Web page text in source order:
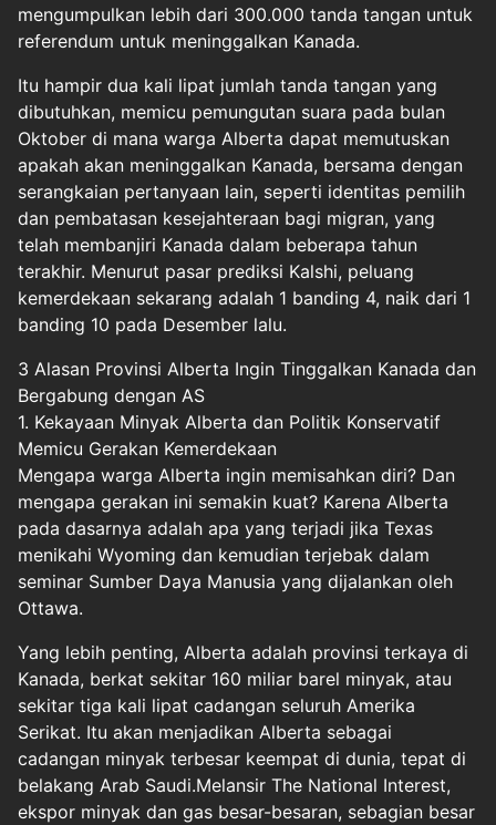
mengumpulkan lebih dari 300.000 tanda tangan untuk
referendum untuk meninggalkan Kanada.
Itu hampir dua kali lipat jumlah tanda tangan yang
dibutuhkan, memicu pemungutan suara pada bulan
Oktober di mana warga Alberta dapat memutuskan
apakah akan meninggalkan Kanada, bersama dengan
serangkaian pertanyaan lain, seperti identitas pemilih
dan pembatasan kesejahteraan bagi migran, yang
telah membanjiri Kanada dalam beberapa tahun
terakhir. Menurut pasar prediksi Kalshi, peluang
kemerdekaan sekarang adalah 1 banding 4, naik dari 1
banding 10 pada Desember lalu.
3 Alasan Provinsi Alberta Ingin Tinggalkan Kanada dan
Bergabung dengan AS
1. Kekayaan Minyak Alberta dan Politik Konservatif
Memicu Gerakan Kemerdekaan
Mengapa warga Alberta ingin memisahkan diri? Dan
mengapa gerakan ini semakin kuat? Karena Alberta
pada dasarnya adalah apa yang terjadi jika Texas
menikahi Wyoming dan kemudian terjebak dalam
seminar Sumber Daya Manusia yang dijalankan oleh
Ottawa.
Yang lebih penting, Alberta adalah provinsi terkaya di
Kanada, berkat sekitar 160 miliar barel minyak, atau
sekitar tiga kali lipat cadangan seluruh Amerika
Serikat. Itu akan menjadikan Alberta sebagai
cadangan minyak terbesar keempat di dunia, tepat di
belakang Arab Saudi.Melansir The National Interest,
ekspor minyak dan gas besar-besaran, sebagian besar